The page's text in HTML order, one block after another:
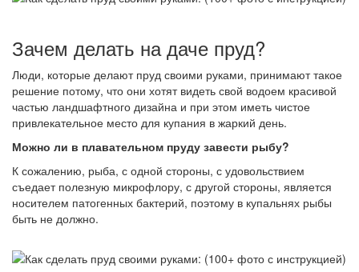
Зачем делать на даче пруд?
Люди, которые делают пруд своими руками, принимают такое
решение потому, что они хотят видеть свой водоем красивой
частью ландшафтного дизайна и при этом иметь чистое
привлекательное место для купания в жаркий день.
Можно ли в плавательном пруду завести рыбу?
К сожалению, рыба, с одной стороны, с удовольствием
съедает полезную микрофлору, с другой стороны, является
носителем патогенных бактерий, поэтому в купальнях рыбы
быть не должно.